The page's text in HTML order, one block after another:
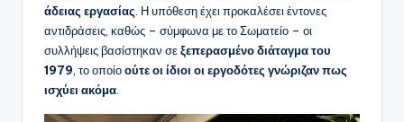
άδειας εργασίας . Η υπόθεση έχει προκαλέσει έντονες
αντιδράσεις, καθώς – σύμφωνα με το Σωματείο – οι
συλλήψεις βασίστηκαν σεξεπερασμένο διάταγμα του
1979 , το οποίοούτε οι ίδιοι οι εργοδότες γνώριζαν πως
ισχύει ακόμα